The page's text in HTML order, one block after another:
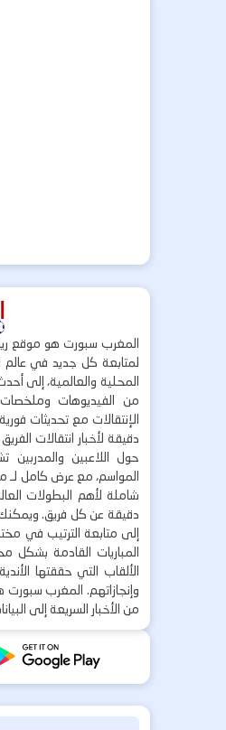
المغرب سبورت هو موقع
لمتابعة كل جديد في عالم
المحلية والعالمية، إلى
من الفيديوهات
الإنتقالات مع تحديثات
دقيقة لأخبار انتقالات
حول اللاعبين والمدربين
المواسم، مع عرض كامل لـ
شاملة لأهم البطولات
دقيقة عن كل فريق. ويمكنك
إلى متابعة الترتيب في
المباريات القادمة
الألقاب التي حققتها
وإنجازاتهم. المغرب سبورت
من الأخبار السريعة إلى